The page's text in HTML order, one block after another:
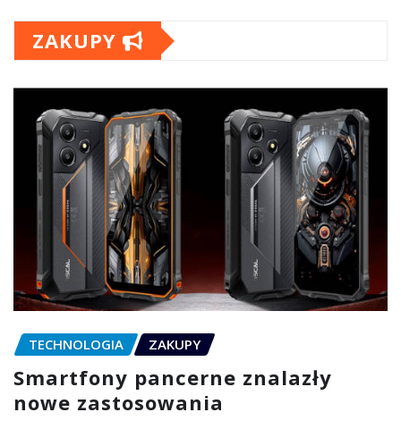
ZAKUPY
TECHNOLOGIA ZAKUPY
Smartfony pancerne znalazły
nowe zastosowania